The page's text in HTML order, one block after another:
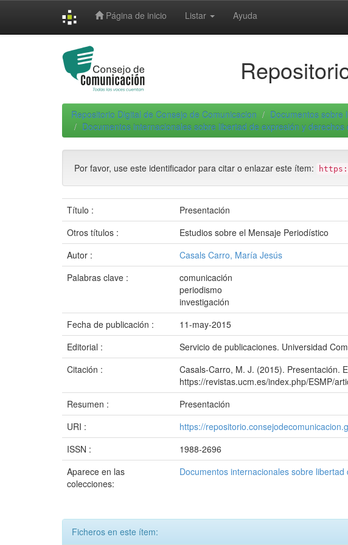
Página de inicio Listar Ayuda
Repositorio Digital de Consejo de Comunicacion
Documentos sobre
Documentos internacionales sobre libertad de expresión y derechos
Por favor, use este identificador para citar o enlazar este ítem:
Título :
Presentación
Otros títulos :
Estudios sobre el Mensaje Periodístico
Autor :
Casals Carro, María Jesús
Palabras clave :
comunicación
periodismo
investigación
Fecha de publicación :
11-may-2015
Editorial :
Servicio de publicaciones. Universidad
Citación :
Casals-Carro, M. J. (2015). Presentación.
https://revistas.ucm.es/index.php/ESMP/
Resumen :
Presentación
URI :
https://
ISSN :
1988-2696
Aparece en las
colecciones:
Documentos internacionales sobre
Ficheros en este ítem: